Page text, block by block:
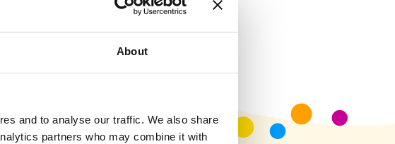
About
and to analyse our traffic. We also share
partners who may combine it with